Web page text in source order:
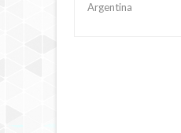
Argentina